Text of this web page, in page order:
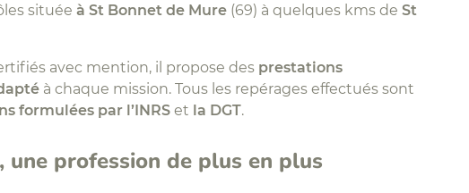
située à St Bonnet de Mure (69) à quelques kms de St
avec mention, il propose des prestations
à chaque mission. Tous les repérages effectués sont
formulées par l’INRSet la DGT.
profession de plus en plus